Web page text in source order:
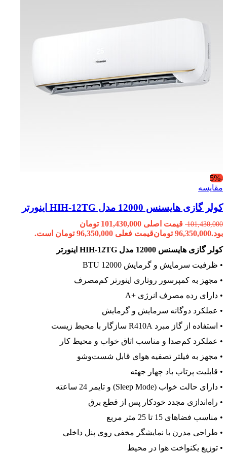
-5%
مقایسه
کولر گازی هایسنس 12000 مدل HIH-12TG اینورتر
101,430,000
قیمت اصلی 101,430,000 تومان
بود.96,350,000 تومانقیمت فعلی 96,350,000 تومان است.
کولر گازی هایسنس 12000 مدل HIH-12TG اینورتر
• ظرفیت سرمایش و گرمایش 12000 BTU
• مجهز به کمپرسور روتاری اینورتر کم‌مصرف
• دارای رده مصرف انرژی +A
• عملکرد دوگانه سرمایش و گرمایش
• استفاده از گاز مبرد R410A سازگار با محیط زیست
• عملکرد کم‌صدا و مناسب اتاق خواب و محیط کار
• مجهز به فیلتر تصفیه هوای قابل شست‌وشو
• قابلیت پرتاب باد چهار جهته
• دارای حالت خواب (Sleep Mode) و تایمر 24 ساعته
• راه‌اندازی مجدد خودکار پس از قطع برق
• مناسب فضاهای 15 تا 25 متر مربع
• طراحی مدرن با نمایشگر مخفی روی پنل داخلی
• توزیع یکنواخت هوا در محیط